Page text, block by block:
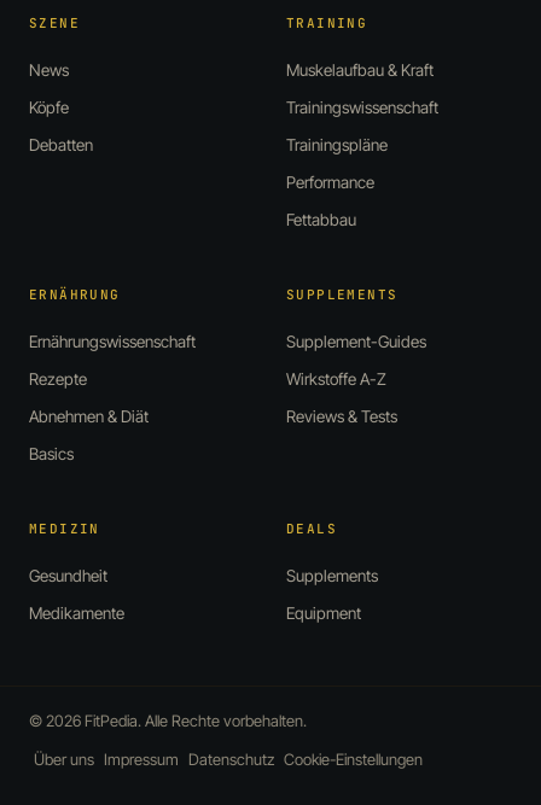
SZENE
News
Köpfe
Debatten
TRAINING
Muskelaufbau & Kraft
Trainingswissenschaft
Trainingspläne
Performance
Fettabbau
ERNÄHRUNG
Ernährungswissenschaft
Rezepte
Abnehmen & Diät
Basics
SUPPLEMENTS
Supplement-Guides
Wirkstoffe A-Z
Reviews & Tests
MEDIZIN
Gesundheit
Medikamente
DEALS
Supplements
Equipment
© 2026 FitPedia. Alle Rechte vorbehalten.
Über uns Impressum Datenschutz Cookie-Einstellungen